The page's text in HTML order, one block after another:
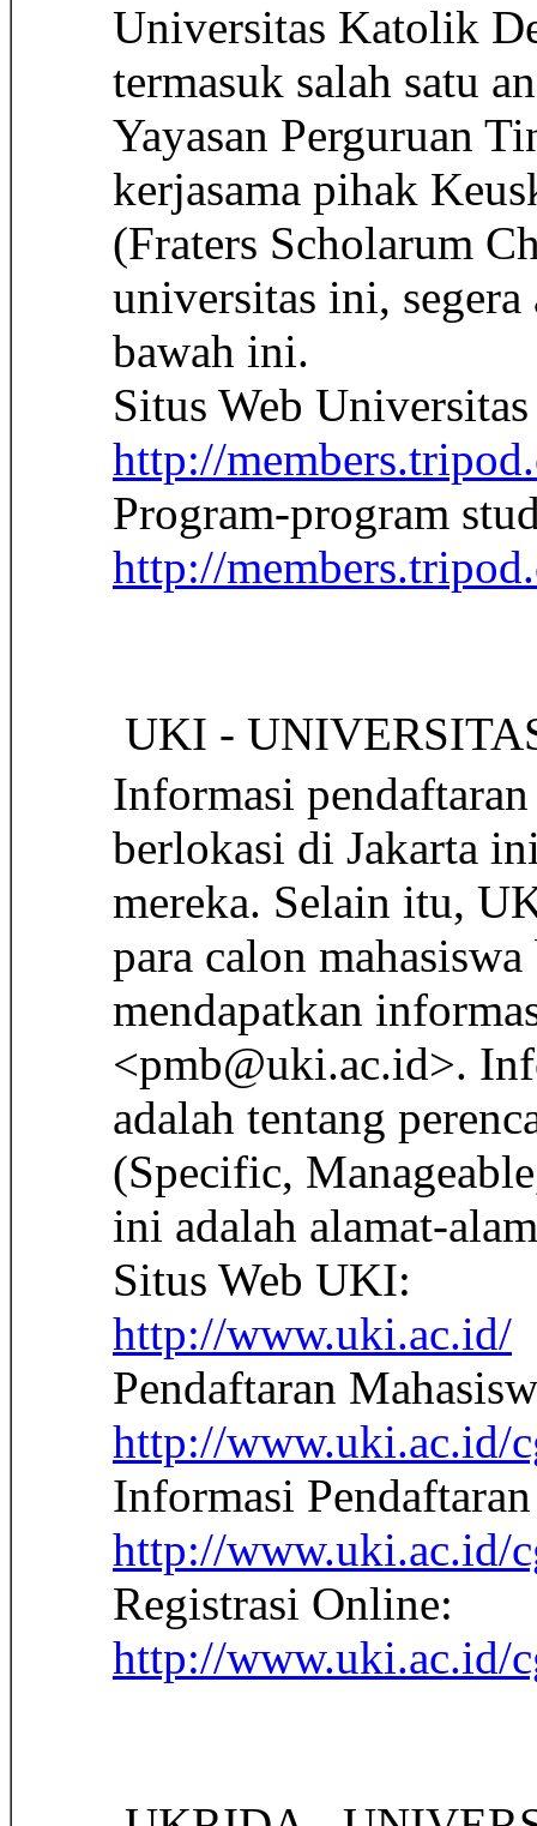
Universitas Katolik
termasuk salah satu
Yayasan Perguruan
kerjasama pihak
(Fraters Scholarum
universitas ini,
bawah ini.
Situs Web
http://
Program-program
http://
UKI -
Informasi
berlokasi di Jakarta
mereka. Selain itu,
para calon
mendapatkan
<pmb@uki.ac.id>.
adalah tentang
(Specific,
ini adalah alamat-
Situs Web UKI:
http://www.uki.ac.id/
Pendaftaran
http://www.uki.ac.id/
Informasi
http://www.uki.ac.id/
Registrasi Online:
http://www.uki.ac.id/